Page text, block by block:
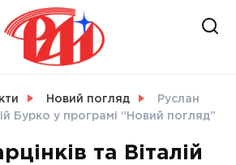
Новий погляд
Руслан
Бурко у програмі “Новий погляд”
та Віталій